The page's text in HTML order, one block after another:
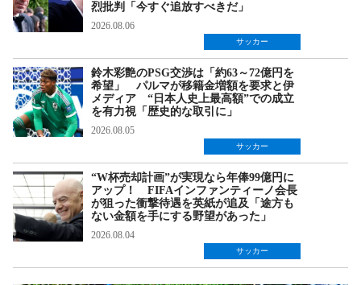
烈批判「今すぐ追放すべきだ」
2026.08.06
サッカー
鈴木彩艶のPSG交渉は「約63～72億円を
希望」 パルマが移籍金増額を要求と伊
メディア “日本人史上最高額”での成立
を有力視「歴史的な取引に」
2026.08.05
サッカー
“W杯売却計画”が実現なら年俸99億円に
アップ！ FIFAインファンティーノ会長
が狙った衝撃待遇を英紙が追及「途方も
ない金額を手にする野望があった」
2026.08.04
サッカー